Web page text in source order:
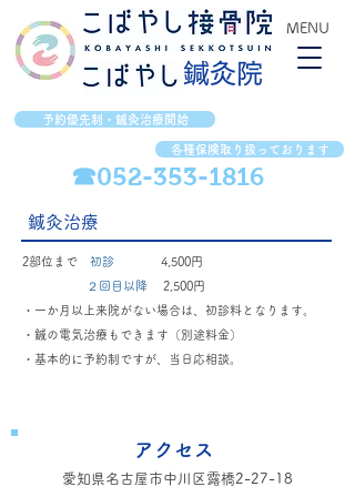
☎052-353-1816
予約優先制・鍼灸治療開始
各種保険取り扱っております
​鍼灸院
MENU
​鍼灸治療
2部位まで 初診 4,500円
２回目以降 2,500円
・一か月以上来院がない場合は、初診料となります。
・鍼の電気治療もできます（別途料金）
​・基本的に予約制ですが、当日応相談。
​アクセス
愛知県名古屋市中川区露橋2-27-18